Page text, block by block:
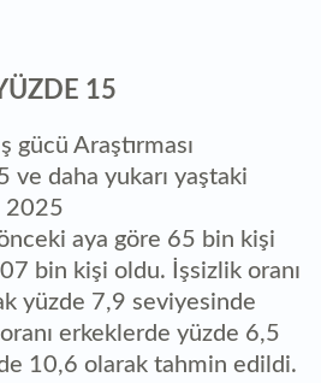
15
gücü Araştırması
ve daha yukarı yaştaki
2025
aya göre 65 bin kişi
bin kişi oldu. İşsizlik oranı
yüzde 7,9 seviyesinde
erkeklerde yüzde 6,5
10,6 olarak tahmin edildi.